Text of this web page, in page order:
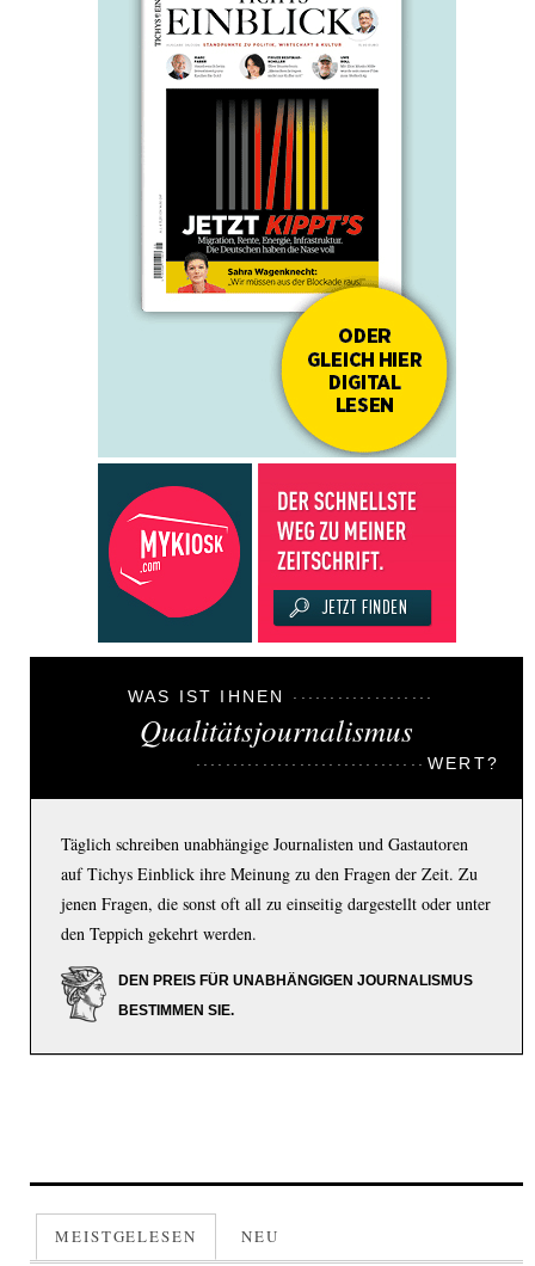
WAS IST IHNEN
Qualitätsjournalismus
WERT?
Täglich schreiben unabhängige Journalisten und Gastautoren
auf Tichys Einblick ihre Meinung zu den Fragen der Zeit. Zu
jenen Fragen, die sonst oft all zu einseitig dargestellt oder unter
den Teppich gekehrt werden.
DEN PREIS FÜR UNABHÄNGIGEN JOURNALISMUS
BESTIMMEN SIE.
MEISTGELESEN NEU